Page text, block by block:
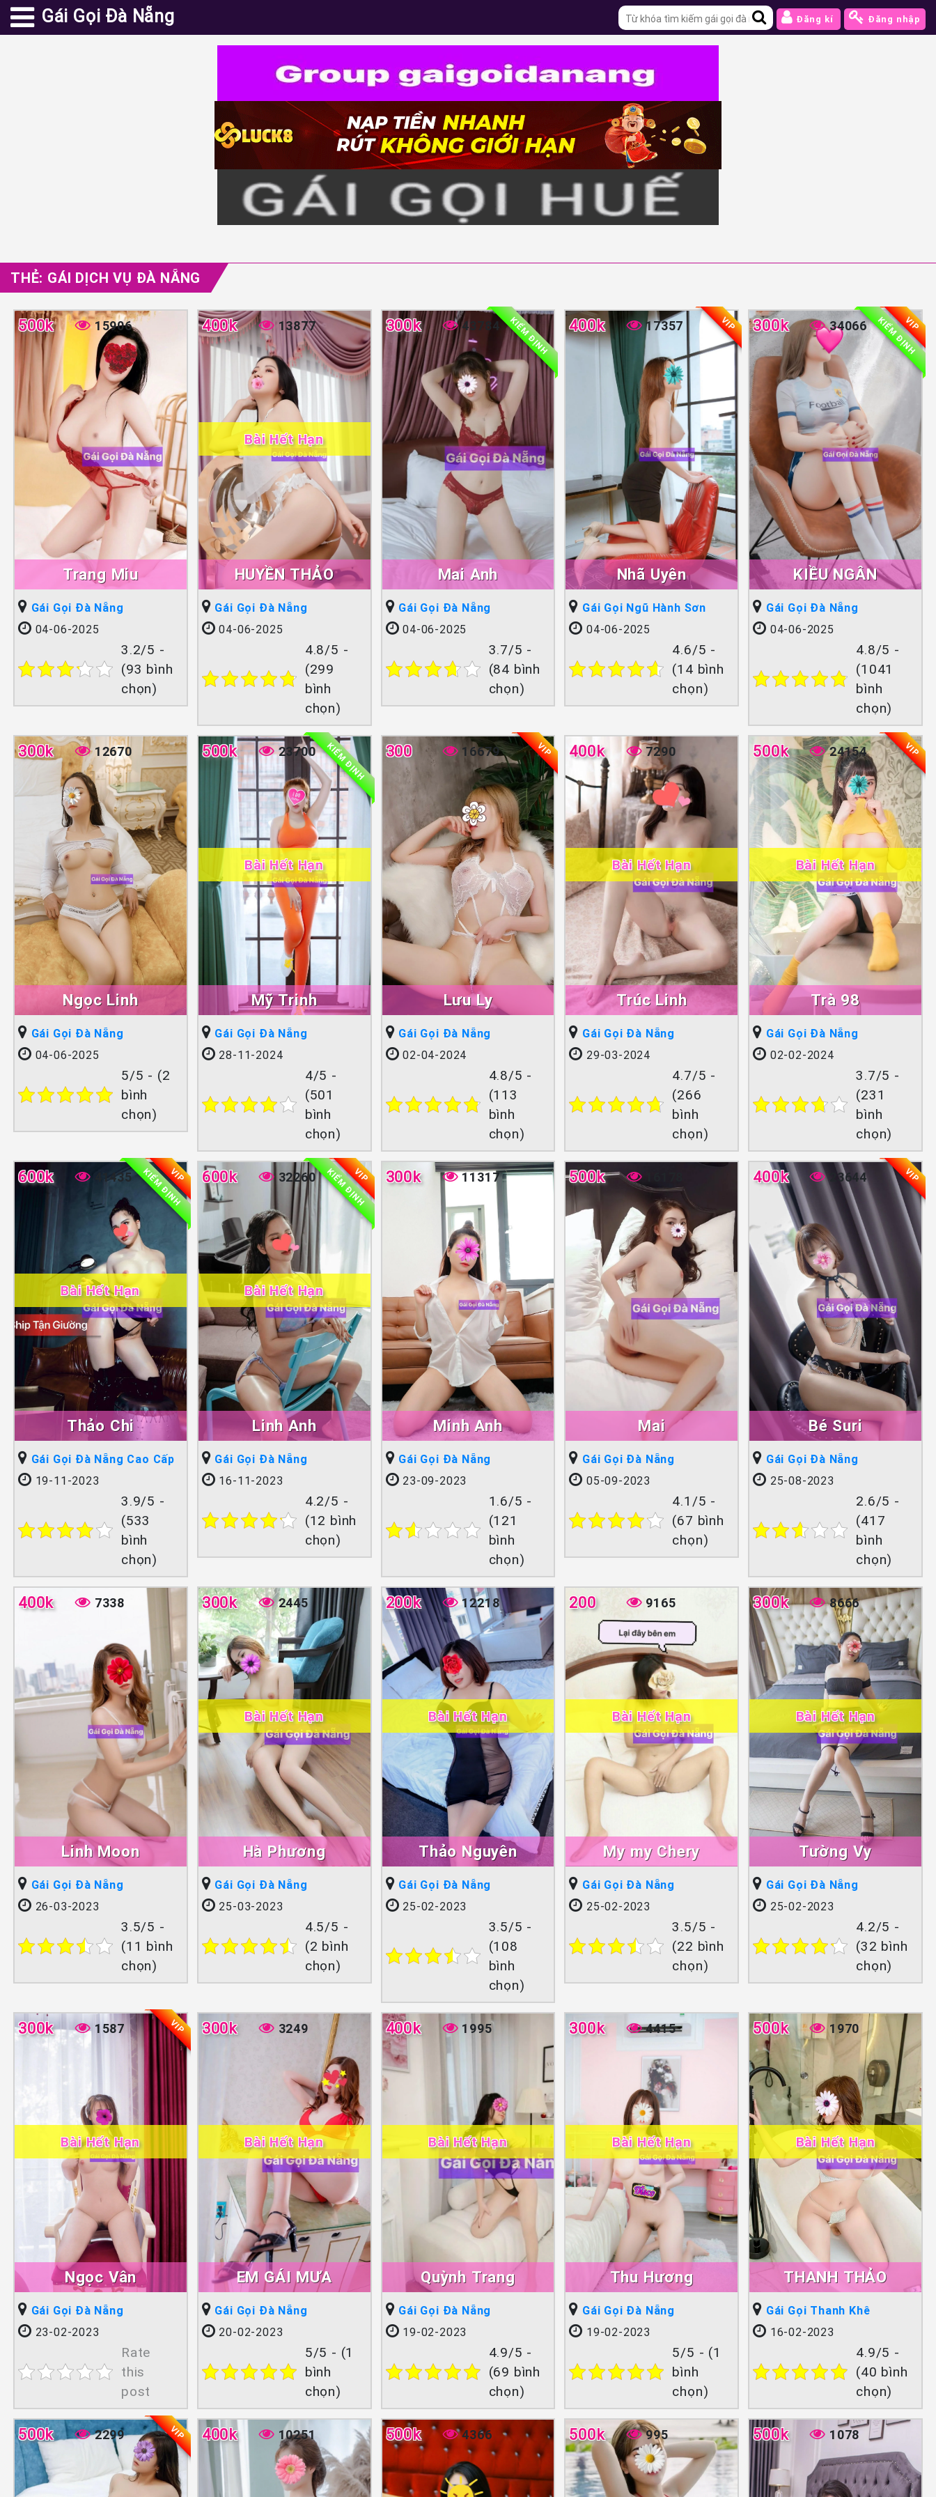
Gái Gọi Đà Nẵng Đăng kí Đăng nhập
THẺ: GÁI DỊCH VỤ ĐÀ NẴNG
Trang Miu
500k 15906
Gái Gọi Đà Nẵng
04-06-2025
3.2/5 -
(93 bình
chọn)
HUYỀN THẢO
400k 13877
Bài Hết Hạn
Gái Gọi Đà Nẵng
04-06-2025
4.8/5 -
(299
bình
chọn)
Mai Anh
300k 43784 KIỂM ĐỊNH
Gái Gọi Đà Nẵng
04-06-2025
3.7/5 -
(84 bình
chọn)
Nhã Uyên
400k 17357 VIP
Gái Gọi Ngũ Hành Sơn
04-06-2025
4.6/5 -
(14 bình
chọn)
KIỀU NGÂN
300k 34066 VIP
KIỂM ĐỊNH
Gái Gọi Đà Nẵng
04-06-2025
4.8/5 -
(1041
bình
chọn)
Ngọc Linh
300k 12670
Gái Gọi Đà Nẵng
04-06-2025
5/5 - (2
bình
chọn)
Mỹ Trinh
500k 23700 KIỂM ĐỊNH
Bài Hết Hạn
Gái Gọi Đà Nẵng
28-11-2024
4/5 -
(501
bình
chọn)
Lưu Ly
300 16679 VIP
Gái Gọi Đà Nẵng
02-04-2024
4.8/5 -
(113
bình
chọn)
Trúc Linh
400k 7290
Bài Hết Hạn
Gái Gọi Đà Nẵng
29-03-2024
4.7/5 -
(266
bình
chọn)
Trà 98
500k 24154 VIP
Bài Hết Hạn
Gái Gọi Đà Nẵng
02-02-2024
3.7/5 -
(231
bình
chọn)
Thảo Chi
600k 41435 VIP
KIỂM ĐỊNH
Bài Hết Hạn
Gái Gọi Đà Nẵng Cao Cấp
19-11-2023
3.9/5 -
(533
bình
chọn)
Linh Anh
600k 32260 VIP
KIỂM ĐỊNH
Bài Hết Hạn
Gái Gọi Đà Nẵng
16-11-2023
4.2/5 -
(12 bình
chọn)
Minh Anh
300k 11317
Gái Gọi Đà Nẵng
23-09-2023
1.6/5 -
(121
bình
chọn)
Mai
500k
Gái Gọi Đà Nẵng
05-09-2023
4.1/5 -
(67 bình
chọn)
Bé Suri
400k 23644 VIP
Gái Gọi Đà Nẵng
25-08-2023
2.6/5 -
(417
bình
chọn)
Linh Moon
400k 7338
Gái Gọi Đà Nẵng
26-03-2023
3.5/5 -
(11 bình
chọn)
Hà Phương
300k 2445
Bài Hết Hạn
Gái Gọi Đà Nẵng
25-03-2023
4.5/5 -
(2 bình
chọn)
Thảo Nguyên
200k 12218
Bài Hết Hạn
Gái Gọi Đà Nẵng
25-02-2023
3.5/5 -
(108
bình
chọn)
My my Chery
200 9165
Bài Hết Hạn
Gái Gọi Đà Nẵng
25-02-2023
3.5/5 -
(22 bình
chọn)
Tường Vy
300k 8666
Bài Hết Hạn
Gái Gọi Đà Nẵng
25-02-2023
4.2/5 -
(32 bình
chọn)
Ngọc Vân
300k 1587 VIP
Bài Hết Hạn
Gái Gọi Đà Nẵng
23-02-2023
Rate
this
post
EM GÁI MƯA
300k 3249
Bài Hết Hạn
Gái Gọi Đà Nẵng
20-02-2023
5/5 - (1
bình
chọn)
Quỳnh Trang
400k 1995
Bài Hết Hạn
Gái Gọi Đà Nẵng
19-02-2023
4.9/5 -
(69 bình
chọn)
Thu Hương
300k 4415
Bài Hết Hạn
Gái Gọi Đà Nẵng
19-02-2023
5/5 - (1
bình
chọn)
THANH THẢO
500k 1970
Bài Hết Hạn
Gái Gọi Thanh Khê
16-02-2023
4.9/5 -
(40 bình
chọn)
500k 2299 VIP 400k 10251 500k 4366 500k 995 500k 1078